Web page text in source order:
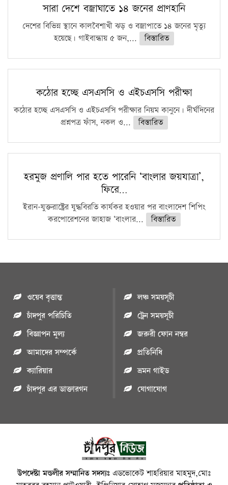
সারা দেশে বজ্রাঘাতে ১৪ জনের প্রাণহানি
দেশের বিভিন্ন স্থানে কালবৈশাখী ঝড় ও বজ্রাপাতে ১৪ জনের মৃত্যু
হয়েছে। গাইবান্ধায় ৫ জন,...
বিস্তারিত
কঠোর হচ্ছে এসএসসি ও এইচএসসি পরীক্ষা
কঠোর হচ্ছে এসএসসি ও এইচএসসি পরীক্ষার নিয়ম কানুনে। দীর্ঘদিনের
প্রশ্নপত্র ফাঁস, নকল ও...
বিস্তারিত
হরমুজ প্রণালি পার হতে পারেনি ‘বাংলার জয়যাত্রা’,
ফিরে…
ইরান-যুক্তরাষ্ট্রের যুদ্ধবিরতি কার্যকর হওয়ার পর বাংলাদেশ শিপিং
করপোরেশনের জাহাজ ‘বাংলার...
বিস্তারিত
ওয়েব বৃত্তান্ত
চাঁদপুর পরিচিতি
বিজ্ঞাপন মুল্য
আমাদের সম্পর্কে
ক্যারিয়ার
চাঁদপুর এর ডাক্তারগন
লঞ্চ সময়সূচী
ট্রেন সময়সূচী
জরুরী ফোন নম্বর
প্রতিনিধি
ভ্রমন গাইড
যোগাযোগ
উপদেষ্টা মন্ডলীর সম্মানিত সদস্যঃ এডভোকেট শাহরিয়ার মাহমুদ,মোঃ